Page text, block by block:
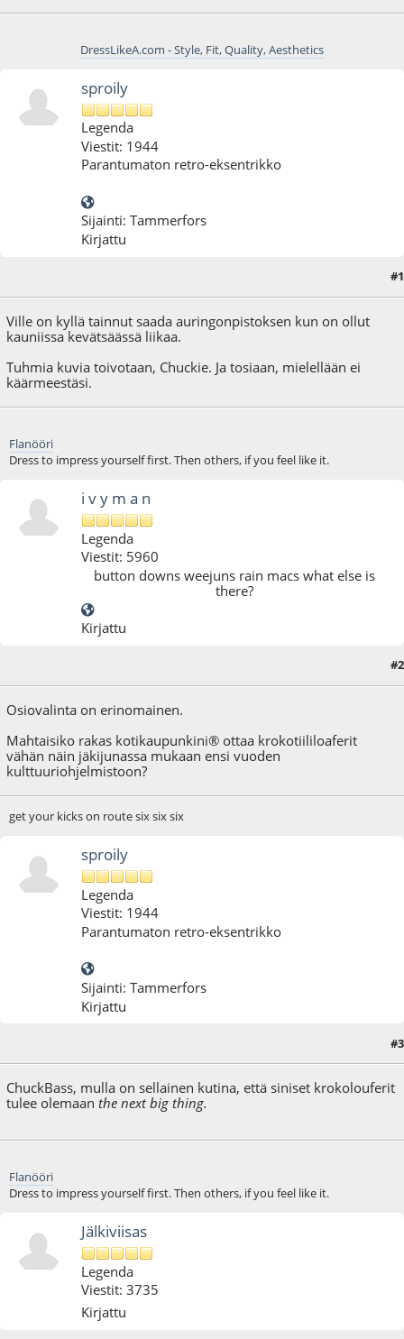
DressLikeA.com - Style, Fit, Quality, Aesthetics
sproily
Legenda
Viestit: 1944
Parantumaton retro-eksentrikko
Sijainti: Tammerfors
Kirjattu
#1
Ville on kyllä tainnut saada auringonpistoksen kun on ollut
kauniissa kevätsäässä liikaa.
Tuhmia kuvia toivotaan, Chuckie. Ja tosiaan, mielellään ei
käärmeestäsi.
Flanööri
Dress to impress yourself first. Then others, if you feel like it.
i v y m a n
Legenda
Viestit: 5960
button downs weejuns rain macs what else is
there?
Kirjattu
#2
Osiovalinta on erinomainen.
Mahtaisiko rakas kotikaupunkini® ottaa krokotiililoaferit
vähän näin jäkijunassa mukaan ensi vuoden
kulttuuriohjelmistoon?
get your kicks on route six six six
sproily
Legenda
Viestit: 1944
Parantumaton retro-eksentrikko
Sijainti: Tammerfors
Kirjattu
#3
ChuckBass, mulla on sellainen kutina, että siniset krokolouferit
tulee olemaanthe next big thing.
Flanööri
Dress to impress yourself first. Then others, if you feel like it.
Jälkiviisas
Legenda
Viestit: 3735
Kirjattu